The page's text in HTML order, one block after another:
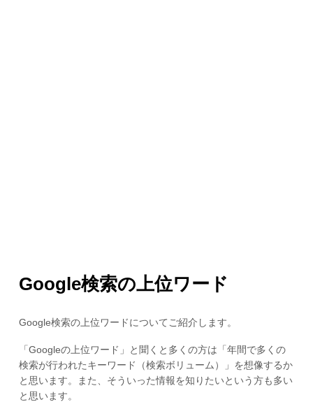
Google検索の上位ワード
Google検索の上位ワードについてご紹介します。
「Googleの上位ワード」と聞くと多くの方は「年間で多くの
検索が行われたキーワード（検索ボリューム）」を想像するか
と思います。また、そういった情報を知りたいという方も多い
と思います。